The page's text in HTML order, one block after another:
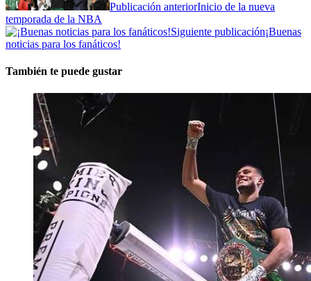
Publicación anteriorInicio de la nueva
temporada de la NBA
Siguiente publicación¡Buenas
noticias para los fanáticos!
También te puede gustar